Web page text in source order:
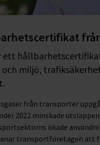
ett
miljö,
från transporter
2022 minskade
ökade
transportföretagen att